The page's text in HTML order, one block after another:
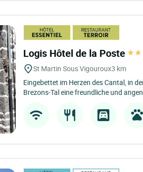
Logis Hôtel de la Poste
St Martin Sous Vigouroux3 km
Eingebettet im Herzen des Cantal, in
Brezons-Tal eine freundliche und